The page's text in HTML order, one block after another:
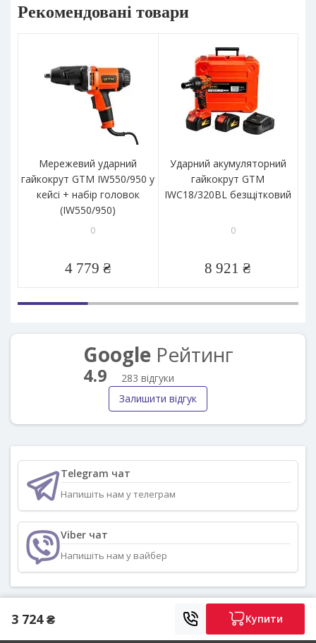
Рекомендовані товари
Мережевий ударний
гайкокрут GTM IW550/950 у
кейсі + набір головок
(IW550/950)
0
4 779 ₴
Ударний акумуляторний
гайкокрут GTM
IWC18/320BL безщітковий
0
8 921 ₴
GoogleРейтинг
4.9
283 відгуки
Залишити відгук
Telegram чат
Напишіть нам у телеграм
Viber чат
Напишіть нам у вайбер
3 724 ₴ Купити